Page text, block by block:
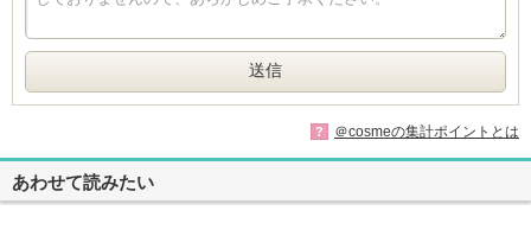
? ＠cosmeの集計ポイントとは
あわせて読みたい